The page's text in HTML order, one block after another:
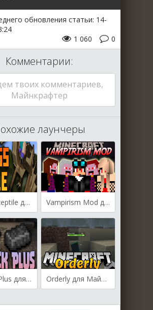
обновления статьи: 14-
0
1 060
Комментарии:
твоих комментариев,
Майнкрафтер
лаунчеры
Useless Reptile для Майнкрафт [1.19.3, 1.19.2] Vampirism Mod для Майнкрафт [1.19.3, 1.19.2, 1.19.1]
Bedrock Plus для Майнкрафт [1.19.3, 1.19.2, 1.19.1] Orderly для Майнкрафт [1.14.4, 1.15.1, 1.15.2]